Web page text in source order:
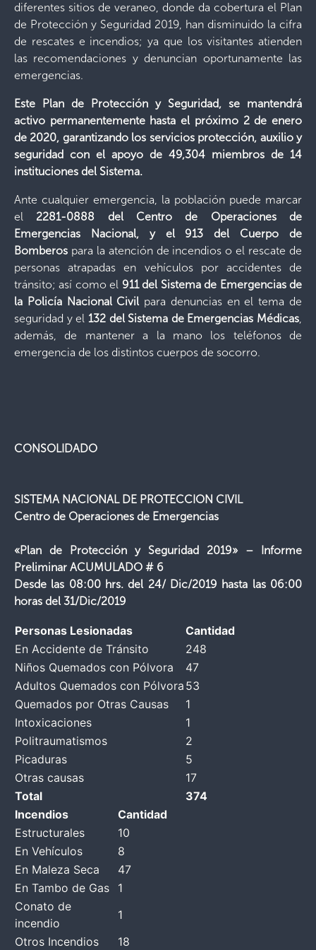
diferentes sitios de veraneo, donde da cobertura el Plan
de Protección y Seguridad 2019, han disminuido la cifra
de rescates e incendios; ya que los visitantes atienden
las recomendaciones y denuncian oportunamente las
emergencias.
Este Plan de Protección y Seguridad, se mantendrá
activo permanentemente hasta el próximo 2 de enero
de 2020, garantizando los servicios protección, auxilio y
seguridad con el apoyo de 49,304 miembros de 14
instituciones del Sistema.
Ante cualquier emergencia, la población puede marcar
el 2281-0888 del
Centro de Operaciones de
Emergencias Nacional, y el 913 del Cuerpo de
Bomberos para la atención de incendios o el rescate de
personas atrapadas en vehículos por accidentes de
tránsito; así como el 911 del Sistema de Emergencias de
la Policía Nacional Civil para denuncias en el tema de
seguridad y el 132 del Sistema de Emergencias Médicas
además, de mantener a la mano los teléfonos de
emergencia de los distintos cuerpos de socorro.
CONSOLIDADO
SISTEMA NACIONAL DE PROTECCION CIVIL
Centro de Operaciones de Emergencias
«Plan de Protección y Seguridad 2019» – Informe
Preliminar ACUMULADO # 6
Desde las 08:00 hrs. del 24/ Dic/2019 hasta las 06:00
horas del 31/Dic/2019
Personas Lesionadas
Cantidad
En Accidente de Tránsito
248
Niños Quemados con Pólvora
47
Adultos Quemados con Pólvora 53
Quemados por Otras Causas
1
Intoxicaciones
1
Politraumatismos
2
Picaduras
5
Otras causas
17
Total
374
Incendios
Cantidad
Estructurales
10
En Vehículos
8
En Maleza Seca
47
En Tambo de Gas
1
Conato de
incendio
1
Otros Incendios
18